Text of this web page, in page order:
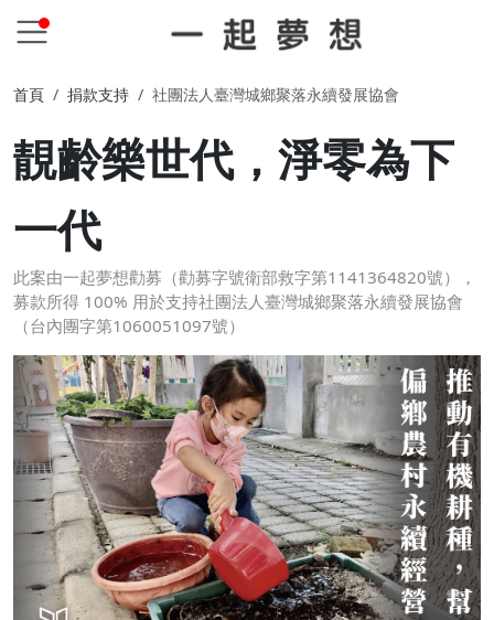
首頁 捐款支持 社團法人臺灣城鄉聚落永續發展協會
靚齡樂世代，淨零為下
一代
此案由一起夢想勸募（勸募字號衛部救字第1141364820號），
募款所得 100% 用於支持社團法人臺灣城鄉聚落永續發展協會
（台內團字第1060051097號）